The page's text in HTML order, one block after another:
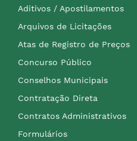
Aditivos / Apostilamentos
Arquivos de Licitações
Atas de Registro de Preços
Concurso Público
Conselhos Municipais
Contratação Direta
Contratos Administrativos
Formulários